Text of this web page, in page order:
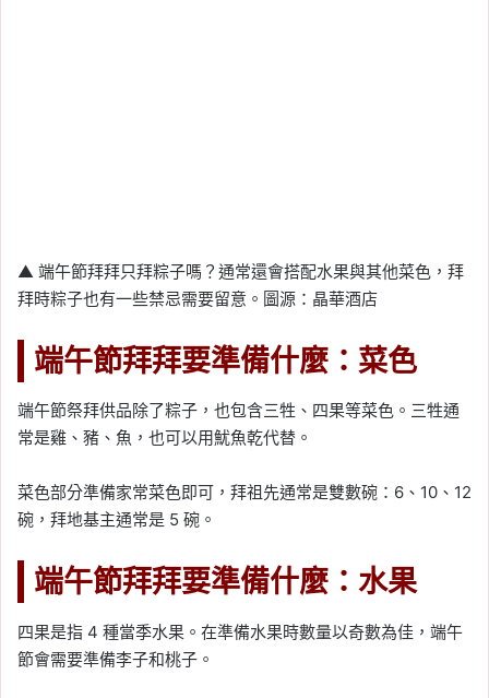
▲ 端午節拜拜只拜粽子嗎？通常還會搭配水果與其他菜色，拜
拜時粽子也有一些禁忌需要留意。圖源：晶華酒店
端午節拜拜要準備什麼：菜色
端午節祭拜供品除了粽子，也包含三牲、四果等菜色。三牲通
常是雞、豬、魚，也可以用魷魚乾代替。
菜色部分準備家常菜色即可，拜祖先通常是雙數碗：6、10、12
碗，拜地基主通常是 5 碗。
端午節拜拜要準備什麼：水果
四果是指 4 種當季水果。在準備水果時數量以奇數為佳，端午
節會需要準備李子和桃子。